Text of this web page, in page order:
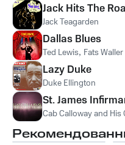
Jack Hits The
Jack Teagarden
Dallas Blues
Ted Lewis, Fats Waller
Lazy Duke
Duke Ellington
St. James
Cab Calloway and His